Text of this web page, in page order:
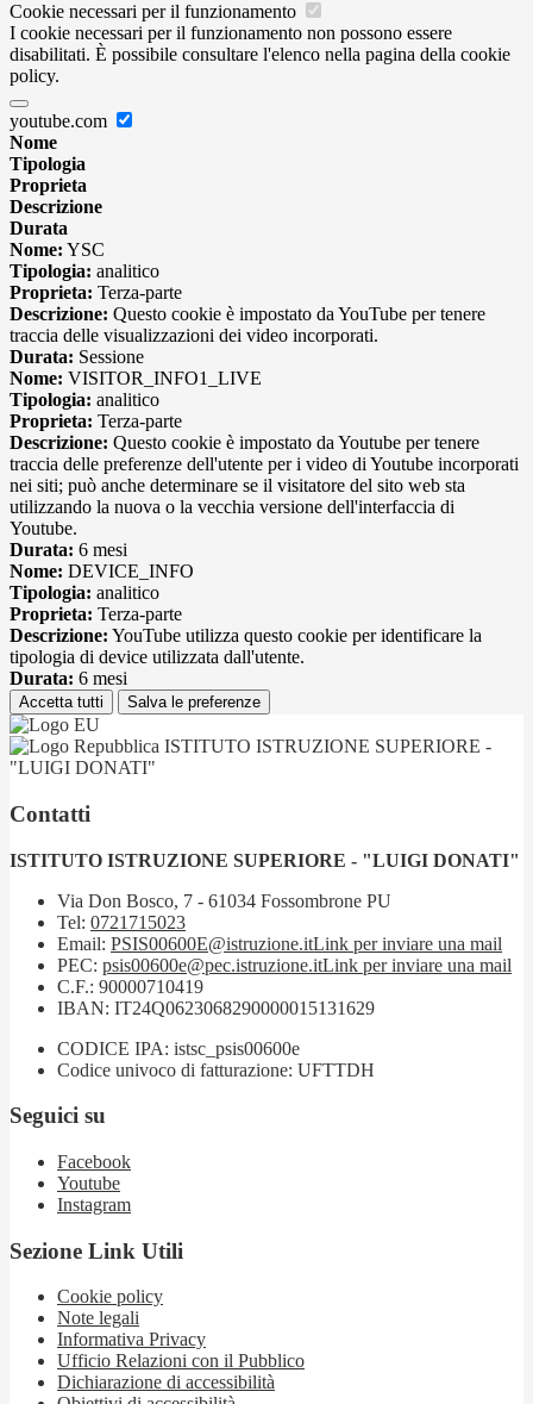
Cookie necessari per il funzionamento
I cookie necessari per il funzionamento non possono essere
disabilitati. È possibile consultare l'elenco nella pagina della cookie
policy.
youtube.com
Nome
Tipologia
Proprieta
Descrizione
Durata
Nome: YSC
Tipologia: analitico
Proprieta: Terza-parte
Descrizione: Questo cookie è impostato da YouTube per tenere
traccia delle visualizzazioni dei video incorporati.
Durata: Sessione
Nome: VISITOR_INFO1_LIVE
Tipologia: analitico
Proprieta: Terza-parte
Descrizione: Questo cookie è impostato da Youtube per tenere
traccia delle preferenze dell'utente per i video di Youtube incorporati
nei siti; può anche determinare se il visitatore del sito web sta
utilizzando la nuova o la vecchia versione dell'interfaccia di
Youtube.
Durata: 6 mesi
Nome: DEVICE_INFO
Tipologia: analitico
Proprieta: Terza-parte
Descrizione: YouTube utilizza questo cookie per identificare la
tipologia di device utilizzata dall'utente.
Durata: 6 mesi
Accetta tutti Salva le preferenze
ISTITUTO ISTRUZIONE SUPERIORE -
"LUIGI DONATI"
Contatti
ISTITUTO ISTRUZIONE SUPERIORE - "LUIGI DONATI"
Via Don Bosco, 7 - 61034 Fossombrone PU
Tel: 0721715023
Email: PSIS00600E@istruzione.itLink per inviare una mail
PEC: psis00600e@pec.istruzione.itLink per inviare una mail
C.F.: 90000710419
IBAN: IT24Q0623068290000015131629
CODICE IPA: istsc_psis00600e
Codice univoco di fatturazione: UFTTDH
Seguici su
Facebook
Youtube
Instagram
Sezione Link Utili
Cookie policy
Note legali
Informativa Privacy
Ufficio Relazioni con il Pubblico
Dichiarazione di accessibilità